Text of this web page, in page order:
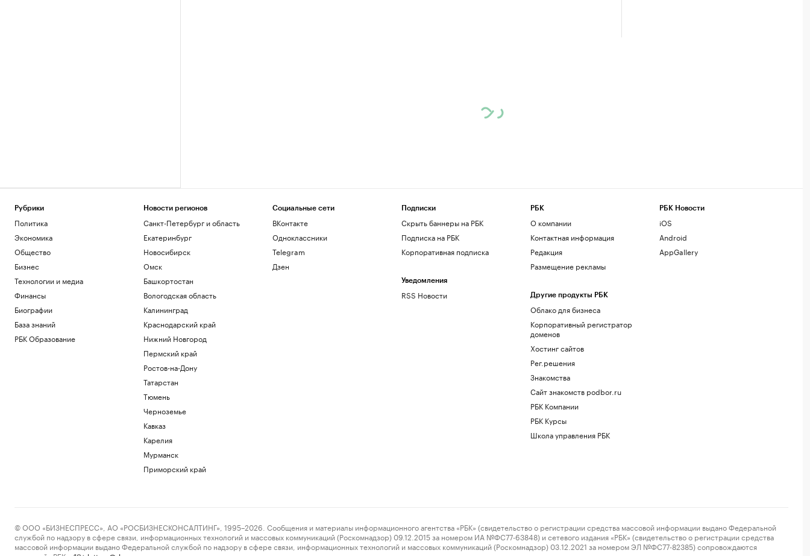
Рубрики
Политика
Экономика
Общество
Бизнес
Технологии и медиа
Финансы
Биографии
База знаний
РБК Образование
Новости регионов
Санкт-Петербург и область
Екатеринбург
Новосибирск
Омск
Башкортостан
Вологодская область
Калининград
Краснодарский край
Нижний Новгород
Пермский край
Ростов-на-Дону
Татарстан
Тюмень
Черноземье
Кавказ
Карелия
Мурманск
Приморский край
Социальные сети
ВКонтакте
Одноклассники
Telegram
Дзен
Подписки
Скрыть баннеры на РБК
Подписка на РБК
Корпоративная подписка
Уведомления
RSS Новости
РБК
О компании
Контактная информация
Редакция
Размещение рекламы
Другие продукты РБК
Облако для бизнеса
Корпоративный регистратор
доменов
Хостинг сайтов
Рег.решения
Знакомства
Сайт знакомств podbor.ru
РБК Компании
РБК Курсы
Школа управления РБК
РБК Новости
iOS
Android
AppGallery
© ООО «БИЗНЕСПРЕСС», АО «РОСБИЗНЕСКОНСАЛТИНГ», 1995–2026. Сообщения и материалы информационного агентства «РБК» (свидетельство о регистрации средства массовой информации выдано Федеральной
службой по надзору в сфере связи, информационных технологий и массовых коммуникаций (Роскомнадзор) 09.12.2015 за номером ИА №ФС77-63848) и сетевого издания «РБК» (свидетельство о регистрации средства
массовой информации выдано Федеральной службой по надзору в сфере связи, информационных технологий и массовых коммуникаций (Роскомнадзор) 03.12.2021 за номером ЭЛ №ФС77-82385) сопровождаются